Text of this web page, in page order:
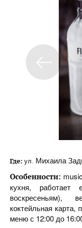
Где: ул. Михаила
Особенности:
кухня,
воскресеньям),
коктейльная карта,
меню с 12:00 до